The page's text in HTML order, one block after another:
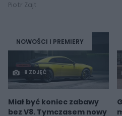
Piotr Zajt
NOWOŚCI I PREMIERY
8 ZDJĘĆ
Miał być koniec zabawy
bez V8. Tymczasem nowy